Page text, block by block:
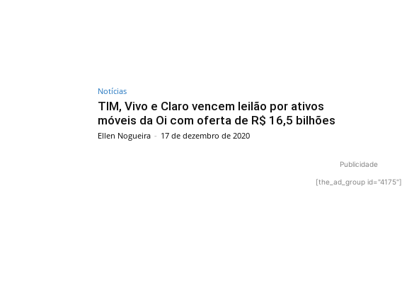
Notícias
TIM, Vivo e Claro vencem leilão por ativos
móveis da Oi com oferta de R$ 16,5 bilhões
Ellen Nogueira - 17 de dezembro de 2020
Publicidade
[the_ad_group id="4175"]